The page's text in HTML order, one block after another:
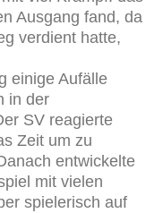
Ausgang fand, da
verdient hatte,
einige Aufälle
in der
SV reagierte
Zeit um zu
entwickelte
mit vielen
spielerisch auf